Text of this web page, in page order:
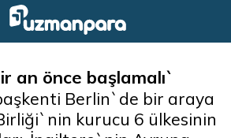
an önce başlamalı`
Berlin`de bir araya
kurucu 6 ülkesinin